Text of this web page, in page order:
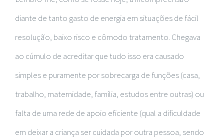
diante de tanto gasto de energia em situações de fácil
resolução, baixo risco e cômodo tratamento. Chegava
ao cúmulo de acreditar que tudo isso era causado
simples e puramente por sobrecarga de funções (casa,
trabalho, maternidade, família, estudos entre outras) ou
falta de uma rede de apoio eficiente (qual a dificuldade
em deixar a criança ser cuidada por outra pessoa, sendo